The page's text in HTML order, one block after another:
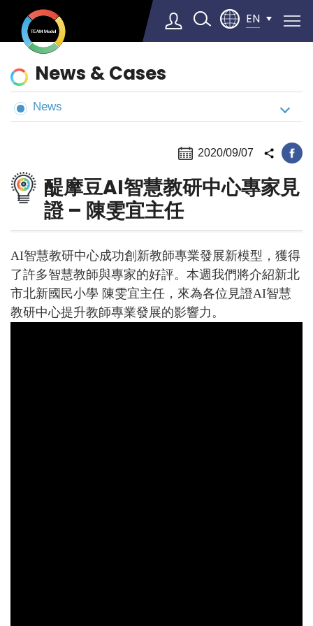
EN
▼
News
&
Cases
News & Cases
News
2020/09/07
醍摩豆AI智慧教研中心專家見
證 – 陳雯宜主任
AI智慧教研中心成功創新教師專業發展新模型，獲得
了許多智慧教師與專家的好評。本週我們將介紹新北
市北新國民小學 陳雯宜主任，來為各位見證AI智慧
教研中心提升教師專業發展的影響力。